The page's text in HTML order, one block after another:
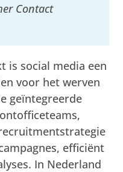
Contact
is social media een
voor het werven
geïntegreerde
efficiënt
In Nederland